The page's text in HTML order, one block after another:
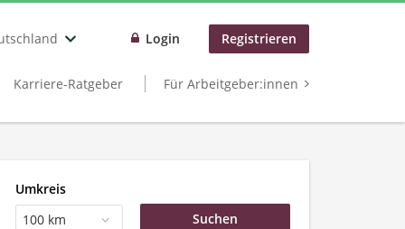
Login Registrieren
Karriere-Ratgeber Für Arbeitgeber:innen
Umkreis
100 km